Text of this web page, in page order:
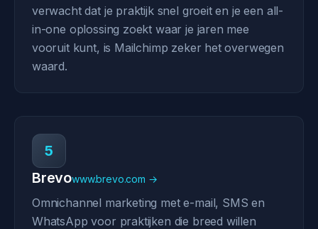
verwacht dat je praktijk snel groeit en je een all-
in-one oplossing zoekt waar je jaren mee
vooruit kunt, is Mailchimp zeker het overwegen
waard.
5
Brevowww.brevo.com →
Omnichannel marketing met e-mail, SMS en
WhatsApp voor praktijken die breed willen